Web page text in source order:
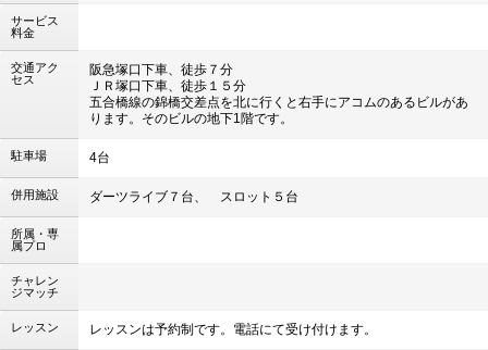
サービス
料金
交通アク
セス
阪急塚口下車、徒歩７分
ＪＲ塚口下車、徒歩１５分
五合橋線の錦橋交差点を北に行くと右手にアコムのあるビルがあ
ります。そのビルの地下1階です。
駐車場 4台
併用施設 ダーツライブ７台、 スロット５台
所属・専
属プロ
チャレン
ジマッチ
レッスン レッスンは予約制です。電話にて受け付けます。